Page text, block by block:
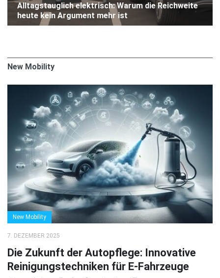
Alltagstauglich elektrisch: Warum die Reichweite
heute kein Argument mehr ist
New Mobility
New Mobility
7. DEZEMBER 2025
Die Zukunft der Autopflege: Innovative
Reinigungstechniken für E-Fahrzeuge